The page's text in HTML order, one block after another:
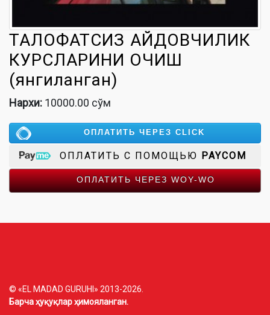
ТАЛОФАТСИЗ ҲАЙДОВЧИЛИК
КУРСЛАРИНИ ОЧИШ
(янгиланган)
Нархи: 10000.00 сўм
ОПЛАТИТЬ ЧЕРЕЗ CLICK
ОПЛАТИТЬ С ПОМОЩЬЮ PAYCOM
ОПЛАТИТЬ ЧЕРЕЗ WOY-WO
© «EL MADAD GURUHI» 2013-2026.
Барча ҳуқуқлар ҳимояланган.